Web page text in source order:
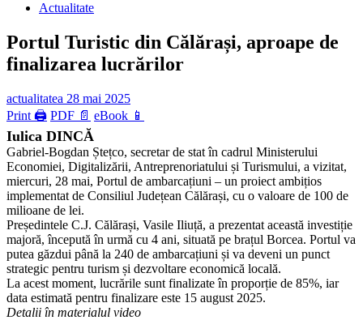
Actualitate
Portul Turistic din Călărași, aproape de
finalizarea lucrărilor
actualitatea 28 mai 2025
Print 🖨 PDF 📄 eBook 📱
Iulica DINCĂ
Gabriel-Bogdan Ștețco, secretar de stat în cadrul Ministerului
Economiei, Digitalizării, Antreprenoriatului și Turismului, a vizitat,
miercuri, 28 mai, Portul de ambarcațiuni – un proiect ambițios
implementat de Consiliul Județean Călărași, cu o valoare de 100 de
milioane de lei.
Președintele C.J. Călărași, Vasile Iliuță, a prezentat această investiție
majoră, începută în urmă cu 4 ani, situată pe brațul Borcea. Portul va
putea găzdui până la 240 de ambarcațiuni și va deveni un punct
strategic pentru turism și dezvoltare economică locală.
La acest moment, lucrările sunt finalizate în proporție de 85%, iar
data estimată pentru finalizare este 15 august 2025.
Detalii în materialul video